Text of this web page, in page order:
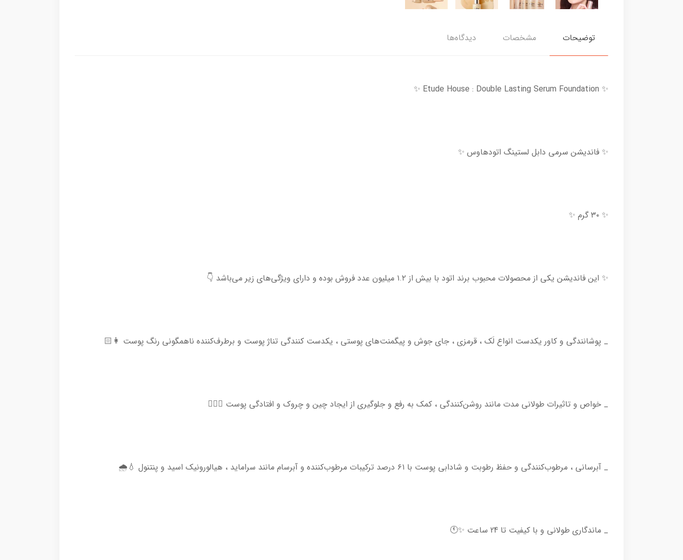
توضیحات مشخصات دیدگاه‌ها
✨ Etude House : Double Lasting Serum Foundation ✨
✨ فاندیشن سرمی دابل لستینگ اتودهاوس ✨
✨ ۳۰ گرم ✨
✨ این فاندیشن یکی از محصولات محبوب برند اتود با بیش از ۱.۲ میلیون عدد فروش بوده و دارای ویژگی‌های زیر می‌باشد 👇
_ پوشانندگی و کاور یکدست انواع لَک ، قرمزی ، جای جوش و پیگمنت‌های پوستی ، یکدست کنندگی تناژ پوست و برطرف‌کننده ناهمگونی رنگ پوست 👩🏻
_ خواص و تاثیرات طولانی مدت مانند روشن‌کنندگی ، کمک به رفع و جلوگیری از ایجاد چین و چروک و افتادگی پوست 💆🏻‍♀️
_ آبرسانی ، مرطوب‌کنندگی و حفظ رطوبت و شادابی پوست با ۶۱ درصد ترکیبات مرطوب‌کننده و آبرسام مانند سراماید ، هیالورونیک اسید و پنتنول 💧🌧
_ ماندگاری طولانی و با کيفيت تا 24 ساعت ✨🕚